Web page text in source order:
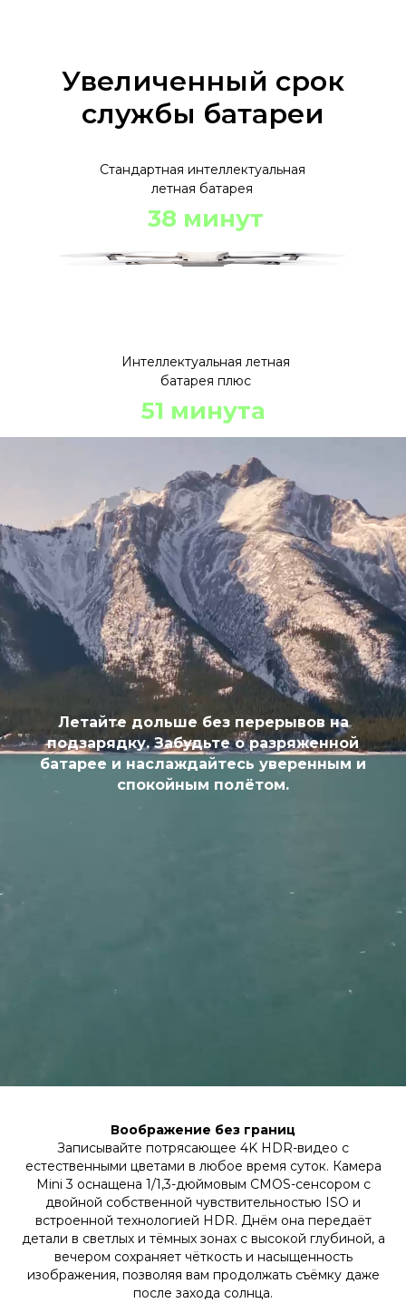
Увеличенный срок
службы батареи
Стандартная интеллектуальная
летная батарея
Интеллектуальная летная
батарея плюс
38 минут
51 минута
Летайте дольше без перерывов на
подзарядку. Забудьте о разряженной
батарее и наслаждайтесь уверенным и
спокойным полётом.
Воображение без границ
Записывайте потрясающее 4K HDR-видео с
естественными цветами в любое время суток. Камера
Mini 3 оснащена 1/1,3-дюймовым CMOS-сенсором с
двойной собственной чувствительностью ISO и
встроенной технологией HDR. Днём она передаёт
детали в светлых и тёмных зонах с высокой глубиной, а
вечером сохраняет чёткость и насыщенность
изображения, позволяя вам продолжать съёмку даже
после захода солнца.